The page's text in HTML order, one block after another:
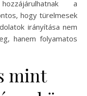
a
hogy türelmesek
irányítása nem
hanem folyamatos
mint